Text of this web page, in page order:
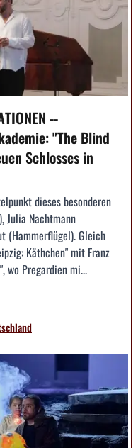
--
"The Blind
Schlosses in
dieses besonderen
Julia Nachtmann
(Hammerflügel). Gleich
Käthchen" mit Franz
wo Pregardien mi...